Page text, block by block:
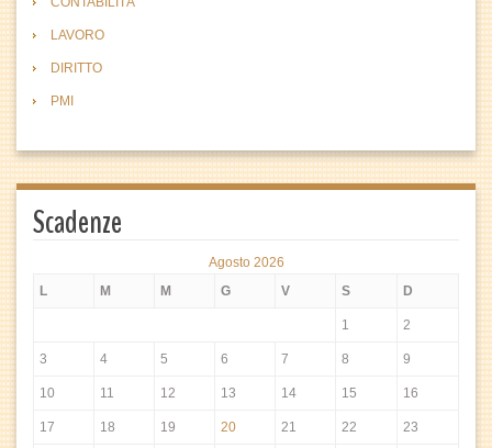
LAVORO
DIRITTO
PMI
Scadenze
Agosto 2026
L
M M G V S D
1 2
3 4 5 6 7 8 9
10 11 12 13 14 15 16
17 18 19 20 21 22 23